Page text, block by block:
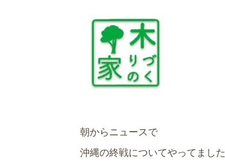
朝からニュースで
沖縄の終戦についてやってました